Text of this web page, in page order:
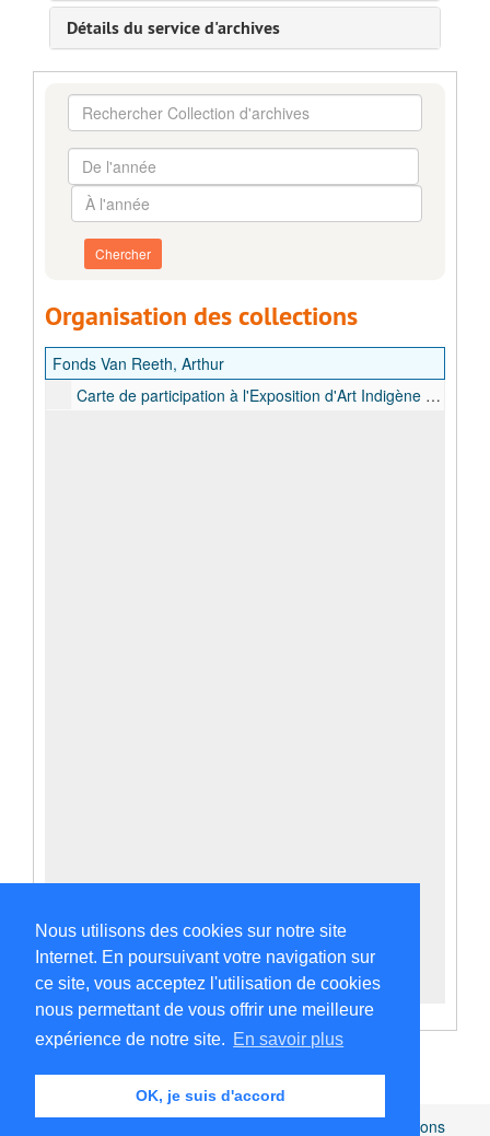
Nous utilisons des cookies sur notre site
Internet. En poursuivant votre navigation sur
ce site, vous acceptez l'utilisation de cookies
nous permettant de vous offrir une meilleure
expérience de notre site. En savoir plus
OK, je suis d'accord
Détails du service d'archives
Rechercher
Collection
d'archives
De
l'année
À
l'année
Organisation des collections
Fonds Van Reeth, Arthur
Carte de participation à l'Exposition d'Art Indigène de Buta, émise par la Corporation des ébénistes de l'Action Sociale de Buta, s.d.
Mentions